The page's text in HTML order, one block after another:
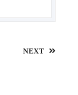
NEXT